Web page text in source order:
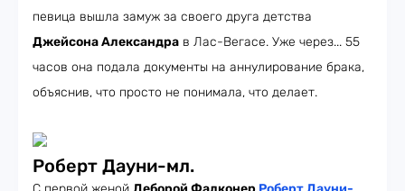
певица вышла замуж за своего друга детства
Джейсона Александра в Лас-Вегасе. Уже через... 55
часов она подала документы на аннулирование брака,
объяснив, что просто не понимала, что делает.
Роберт Дауни-мл.